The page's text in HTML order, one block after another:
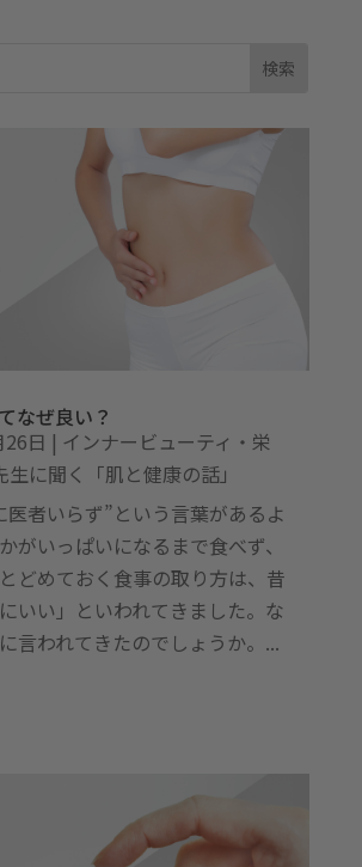
なぜ良い？
日 | インナービューティ・栄
生に聞く「肌と健康の話」
医者いらず”という言葉があるよ
がいっぱいになるまで食べず、
どめておく食事の取り方は、昔
いい」といわれてきました。な
言われてきたのでしょうか。...